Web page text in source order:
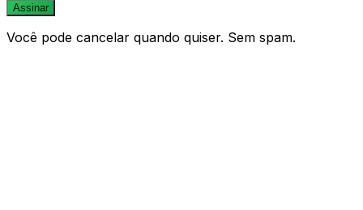
Assinar
Você pode cancelar quando quiser. Sem spam.